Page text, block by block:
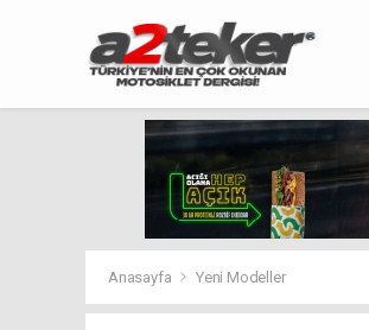
Anasayfa Yeni Modeller